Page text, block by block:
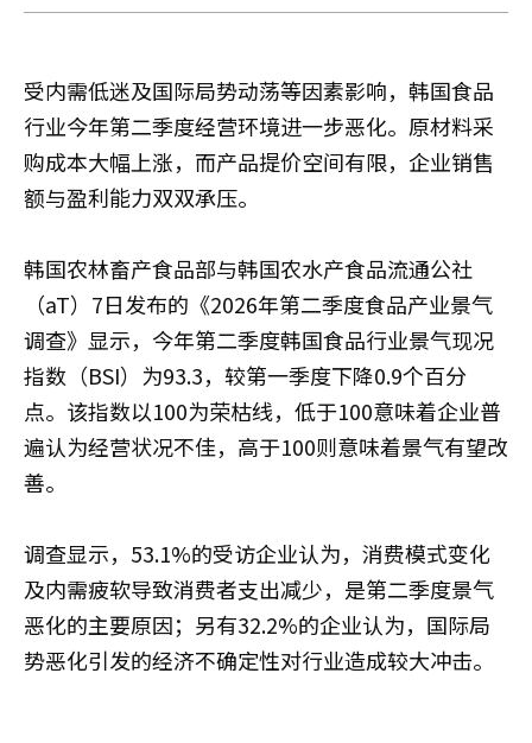
章 小
受内需低迷及国际局势动荡等因素影响，韩国食品
行业今年第二季度经营环境进一步恶化。原材料采
购成本大幅上涨，而产品提价空间有限，企业销售
额与盈利能力双双承压。
韩国农林畜产食品部与韩国农水产食品流通公社
（aT）7日发布的《2026年第二季度食品产业景气
调查》显示，今年第二季度韩国食品行业景气现况
指数（BSI）为93.3，较第一季度下降0.9个百分
点。该指数以100为荣枯线，低于100意味着企业普
遍认为经营状况不佳，高于100则意味着景气有望改
善。
调查显示，53.1%的受访企业认为，消费模式变化
及内需疲软导致消费者支出减少，是第二季度景气
恶化的主要原因；另有32.2%的企业认为，国际局
势恶化引发的经济不确定性对行业造成较大冲击。